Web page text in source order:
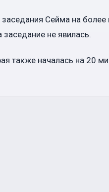
Сейма на
не явилась.
также началась на 20